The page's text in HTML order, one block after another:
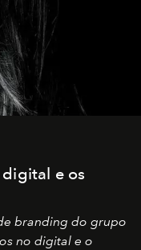
e os
branding do grupo
no digital e o